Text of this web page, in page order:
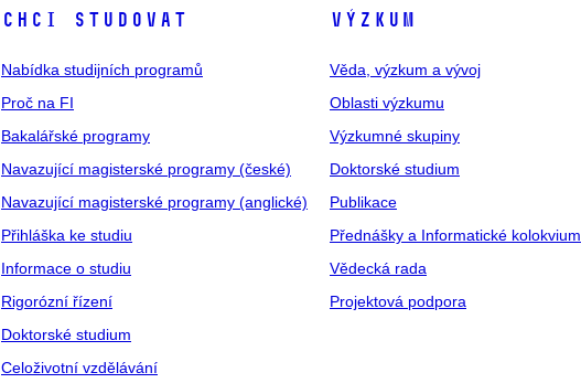
CHCI STUDOVAT
Nabídka studijních programů
Proč na FI
Bakalářské programy
Navazující magisterské programy (české)
Navazující magisterské programy (anglické)
Přihláška ke studiu
Informace o studiu
Rigorózní řízení
Doktorské studium
Celoživotní vzdělávání
VÝZKUM
Věda, výzkum a vývoj
Oblasti výzkumu
Výzkumné skupiny
Doktorské studium
Publikace
Přednášky a Informatické kolokvium
Vědecká rada
Projektová podpora